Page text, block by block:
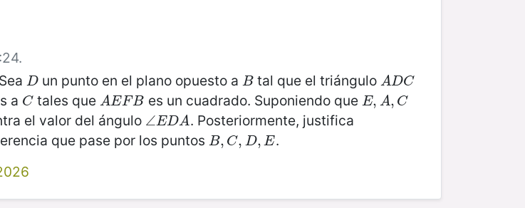
D
Dun punto en el plano opuesto a B
Btal que el triángulo A DC
ADC
a C
C tales que A EFB
AEFB es un cuadrado. Suponiendo que E, A, C
E,A,C
el valor del ángulo ∠ EDA
∠EDA . Posteriormente, justifica
que pase por los puntos B, C, D, E
B,C,D ,E
.